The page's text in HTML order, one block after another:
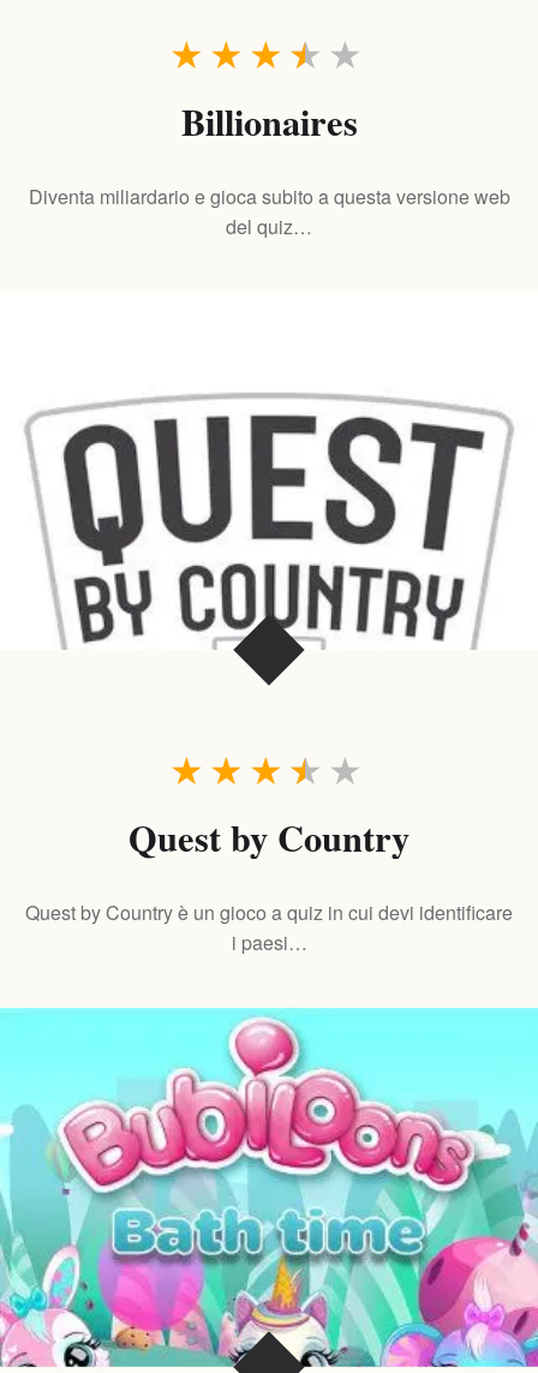
★
★
★
★
★
Billionaires
Diventa miliardario e gioca subito a questa versione web
del quiz…
★
★
★
★
★
Quest by Country
Quest by Country è un gioco a quiz in cui devi identificare
i paesi…